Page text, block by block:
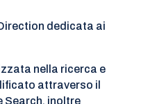
dedicata ai
nella ricerca e
attraverso il
Search, inoltre